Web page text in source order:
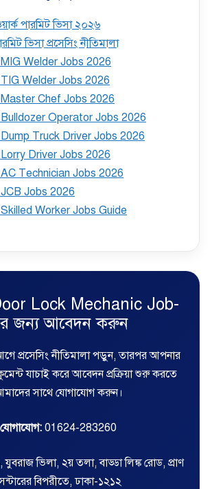
পারমিট ভিসা ২০২৬
ভিসা প্রসেসিং নীতিমালা
Welder Jobs 2026
Welder Jobs 2026
Chef Jobs 2026
Operator Jobs 2026
Truck Driver Jobs 2026
Driver Jobs 2026
Technician Jobs 2026
Jobs 2026
Worker Jobs Guide
Lock Mechanic Job-
জন্য আবেদন করুন
প্রসেসিং নীতিমালা পড়ুন, তারপর আপনার
যাচাই করে আবেদন প্রক্রিয়া শুরু করতে
সাথে যোগাযোগ করুন।
যোগাযোগ: 01624-283260
ভিলা, ২য় তলা, বাড্ডা লিঙ্ক রোড, প্রাণ
বিপরীতে, ঢাকা-১২১২